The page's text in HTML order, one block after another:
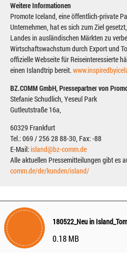
Weitere Informationen
Promote Iceland, eine öffentlich-private
Unternehmen, hat es sich zum Ziel
Landes in ausländischen Märkten zu
Wirtschaftswachstum durch Export und
offizielle Webseite für Reiseinteressierte
einen Islandtrip bereit.
BZ.COMM GmbH, Pressepartner von
Stefanie Schudlich, Yeseul Park
Gutleutstraße 16a,
60329 Frankfurt
Tel.: 069 / 256 28 88-30, Fax: -88
E-Mail:island@bz-comm.de
Alle aktuellen Pressemitteilungen gibt es
comm.de/de/kunden/island/
180522_Neu in
0.18 MB